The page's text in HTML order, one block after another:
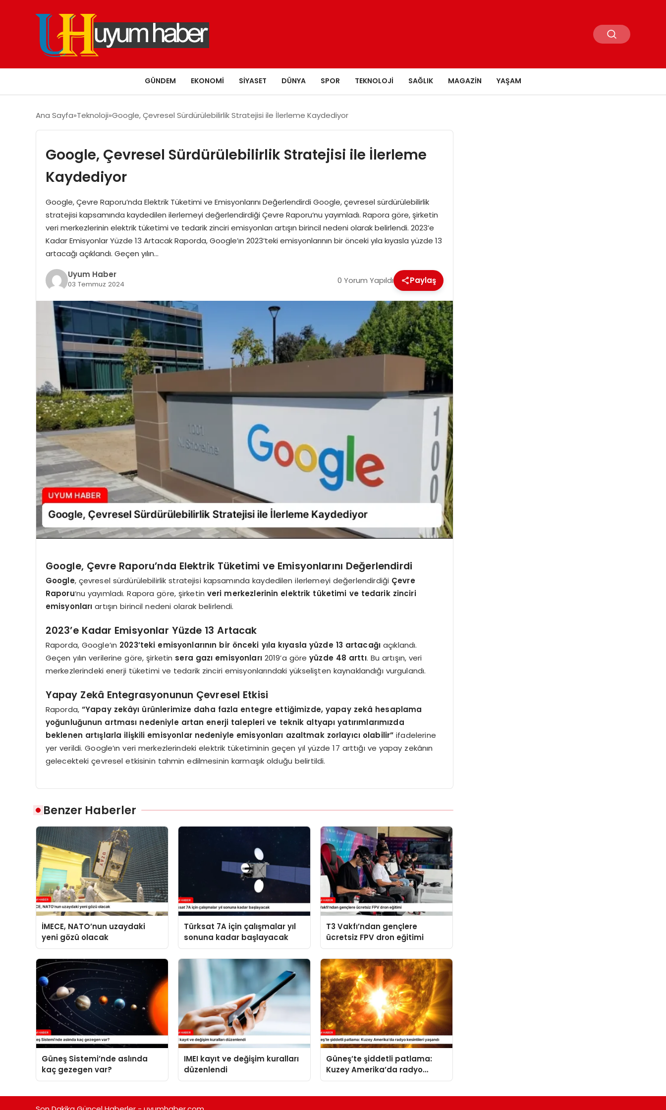
GÜNDEM EKONOMI SIYASET DÜNYA SPOR TEKNOLOJI SAĞLIK MAGAZIN YAŞAM
Ana Sayfa Teknoloji Google, Çevresel Sürdürülebilirlik Stratejisi ile İlerleme Kaydediyor
Google, Çevresel Sürdürülebilirlik Stratejisi ile İlerleme
Kaydediyor
Google, Çevre Raporu’nda Elektrik Tüketimi ve Emisyonlarını Değerlendirdi Google, çevresel sürdürülebilirlik
stratejisi kapsamında kaydedilen ilerlemeyi değerlendirdiği Çevre Raporu‘nu yayımladı. Rapora göre, şirketin
veri merkezlerinin elektrik tüketimi ve tedarik zinciri emisyonları artışın birincil nedeni olarak belirlendi. 2023’e
Kadar Emisyonlar Yüzde 13 Artacak Raporda, Google’ın 2023’teki emisyonlarının bir önceki yıla kıyasla yüzde 13
artacağı açıklandı. Geçen yılın…
Uyum Haber
03 Temmuz 2024 0 Yorum Yapıldı Paylaş
Google, Çevre Raporu’nda Elektrik Tüketimi ve Emisyonlarını Değerlendirdi
Google, çevresel sürdürülebilirlik stratejisi kapsamında kaydedilen ilerlemeyi değerlendirdiği Çevre
Raporu‘nu yayımladı. Rapora göre, şirketin veri merkezlerinin elektrik tüketimi ve tedarik zinciri
emisyonları artışın birincil nedeni olarak belirlendi.
2023’e Kadar Emisyonlar Yüzde 13 Artacak
Raporda, Google’ın 2023’teki emisyonlarının bir önceki yıla kıyasla yüzde 13 artacağı açıklandı.
Geçen yılın verilerine göre, şirketin sera gazı emisyonları2019’a göreyüzde 48 arttı. Bu artışın, veri
merkezlerindeki enerji tüketimi ve tedarik zinciri emisyonlarındaki yükselişten kaynaklandığı vurgulandı.
Yapay Zekâ Entegrasyonunun Çevresel Etkisi
Raporda, “Yapay zekâyı ürünlerimize daha fazla entegre ettiğimizde, yapay zekâ hesaplama
yoğunluğunun artması nedeniyle artan enerji talepleri ve teknik altyapı yatırımlarımızda
beklenen artışlarla ilişkili emisyonlar nedeniyle emisyonları azaltmak zorlayıcı olabilir” ifadelerine
yer verildi. Google’ın veri merkezlerindeki elektrik tüketiminin geçen yıl yüzde 17 arttığı ve yapay zekânın
gelecekteki çevresel etkisinin tahmin edilmesinin karmaşık olduğu belirtildi.
Benzer Haberler
İMECE, NATO’nun uzaydaki
yeni gözü olacak
Türksat 7A için çalışmalar yıl
sonuna kadar başlayacak
T3 Vakfı’ndan gençlere
ücretsiz FPV dron eğitimi
Güneş Sistemi’nde aslında
kaç gezegen var?
IMEI kayıt ve değişim kuralları
düzenlendi
Güneş’te şiddetli patlama:
Kuzey Amerika’da radyo
kesintileri yaşandı